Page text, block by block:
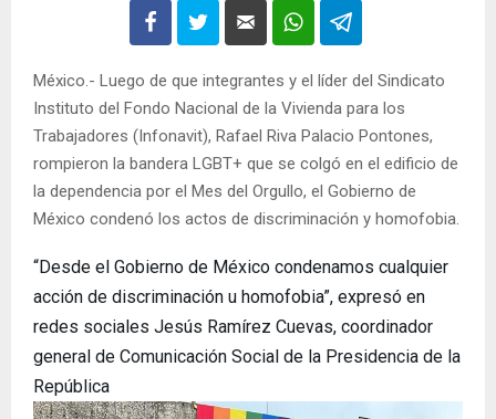
México.- Luego de que integrantes y el líder del Sindicato
Instituto del Fondo Nacional de la Vivienda para los
Trabajadores (Infonavit), Rafael Riva Palacio Pontones,
rompieron la bandera LGBT+ que se colgó en el edificio de
la dependencia por el Mes del Orgullo, el Gobierno de
México condenó los actos de discriminación y homofobia.
“Desde el Gobierno de México condenamos cualquier
acción de discriminación u homofobia”, expresó en
redes sociales Jesús Ramírez Cuevas, coordinador
general de Comunicación Social de la Presidencia de la
República